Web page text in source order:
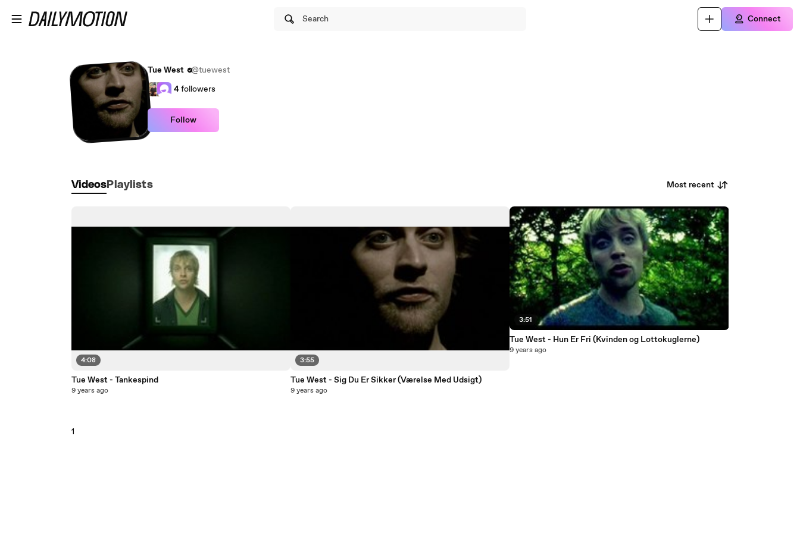
Search Connect
Tue West
@tuewest
4followers
Follow
Videos Playlists Most recent
4:08
Tue West - Tankespind
9 years ago
3:55
Tue West - Sig Du Er Sikker (Værelse Med Udsigt)
9 years ago
3:51
Tue West - Hun Er Fri (Kvinden og Lottokuglerne)
9 years ago
1